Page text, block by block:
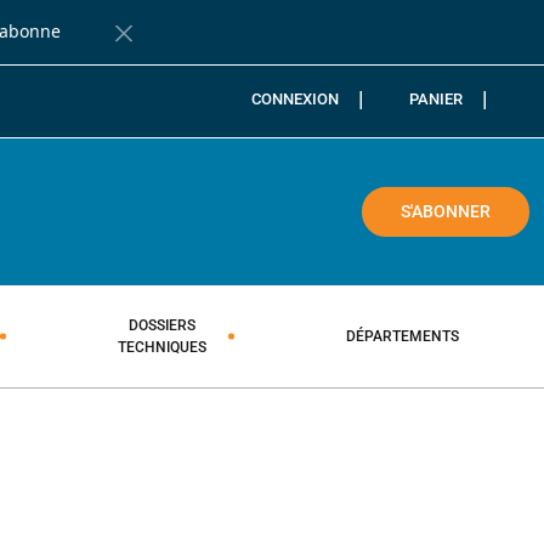
Fermer la barre de notification
CONNEXION PANIER
S'ABONNER
DOSSIERS
TECHNIQUES
DÉPARTEMENTS